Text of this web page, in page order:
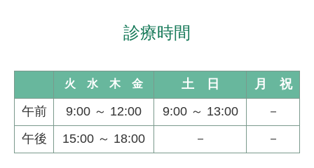
診療時間
火 水 木 金 土 日
月 祝
午前
9:00 ～ 12:00 9:00 ～ 13:00
－
午後
15:00 ～ 18:00 － －